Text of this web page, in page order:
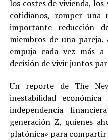
los costes de vivienda,
cotidianos, romper una
importante reducción
miembros de una
empuja cada vez más
decisión de vivir juntos
Un reporte de The
inestabilidad
independencia
generación Z, quienes
platónica» para compartir